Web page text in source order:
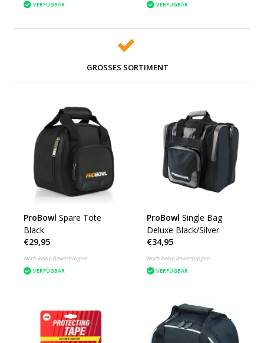
VERFÜGBAR
VERFÜGBAR
GROSSES SORTIMENT
ProBowl Spare Tote
Black
€29,95
Noch keine Bewertungen
VERFÜGBAR
ProBowl Single Bag
Deluxe Black/Silver
€34,95
Noch keine Bewertungen
VERFÜGBAR